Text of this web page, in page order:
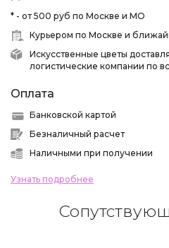
* - от 500 руб по Москве и МО
Курьером по Москве и
Искусственные цветы
логистические компании по
Оплата
Банковской картой
Безналичный расчет
Наличными при получении
Узнать подробнее